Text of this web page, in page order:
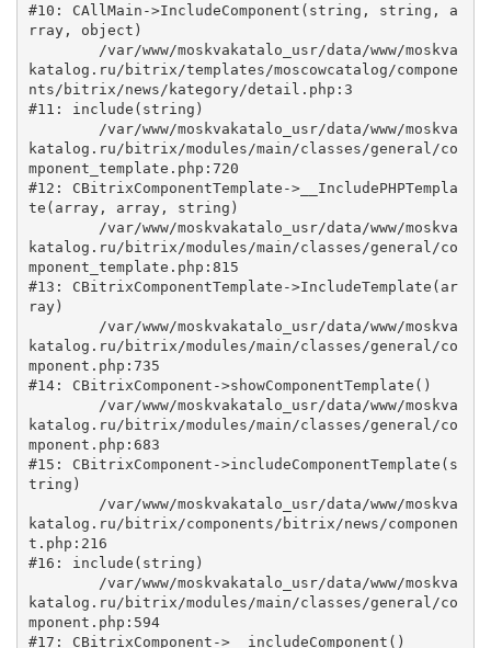
#10: CAllMain->IncludeComponent(string, string, a
rray, object)
katalog.ru/bitrix/templates/moscowcatalog/compone
nts/bitrix/news/kategory/detail.php:3
#11: include(string)
katalog.ru/bitrix/modules/main/classes/general/co
mponent_template.php:720
#12: CBitrixComponentTemplate->__IncludePHPTempla
te(array, array, string)
katalog.ru/bitrix/modules/main/classes/general/co
mponent_template.php:815
#13: CBitrixComponentTemplate->IncludeTemplate(ar
ray)
katalog.ru/bitrix/modules/main/classes/general/co
mponent.php:735
#14: CBitrixComponent->showComponentTemplate()
katalog.ru/bitrix/modules/main/classes/general/co
mponent.php:683
#15: CBitrixComponent->includeComponentTemplate(s
tring)
katalog.ru/bitrix/components/bitrix/news/componen
t.php:216
#16: include(string)
katalog.ru/bitrix/modules/main/classes/general/co
mponent.php:594
#17: CBitrixComponent->__includeComponent()